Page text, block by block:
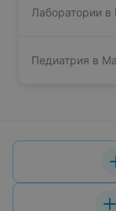
Лаборатории
Педиатрия в